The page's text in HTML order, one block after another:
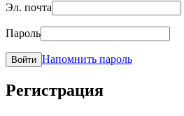
Эл. почта
Пароль
Войти Напомнить пароль
Регистрация